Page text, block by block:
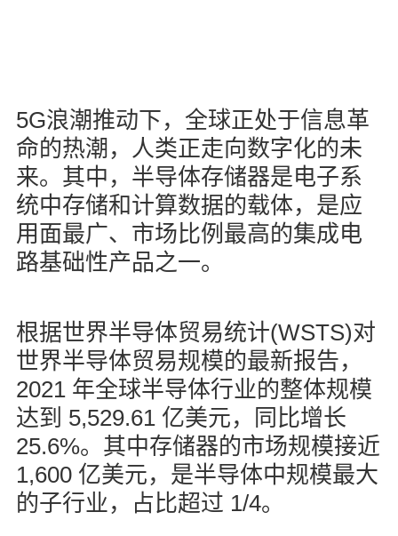
5G浪潮推动下，全球正处于信息革
命的热潮，人类正走向数字化的未
来。其中，半导体存储器是电子系
统中存储和计算数据的载体，是应
用面最广、市场比例最高的集成电
路基础性产品之一。
根据世界半导体贸易统计(WSTS)对
世界半导体贸易规模的最新报告，
2021 年全球半导体行业的整体规模
达到 5,529.61 亿美元，同比增长
25.6%。其中存储器的市场规模接近
1,600 亿美元，是半导体中规模最大
的子行业，占比超过 1/4。